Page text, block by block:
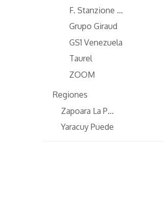
F. Stanzione S.A
Grupo Giraud
GS1 Venezuela
Taurel
ZOOM
Regiones
Zapoara La Posada
Yaracuy Puede